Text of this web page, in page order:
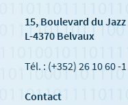
15, Boulevard du Jazz
L-4370 Belvaux
Tél. : (+352) 26 10 60 -1
Contact